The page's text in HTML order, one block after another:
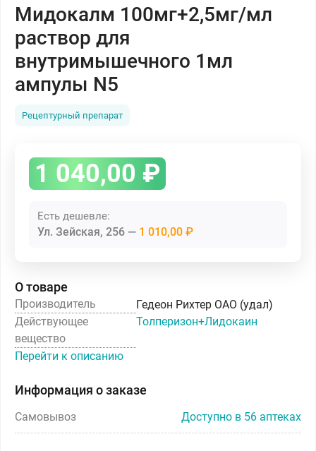
Мидокалм 100мг+2,5мг/мл
раствор для
внутримышечного 1мл
ампулы N5
Рецептурный препарат
1 040,00 ₽
Есть дешевле:
Ул. Зейская, 256 1 010,00 ₽
О товаре
Производитель
Гедеон Рихтер ОАО (удал)
Действующее
вещество
Толперизон+Лидокаин
Перейти к описанию
Информация о заказе
Самовывоз Доступно в 56 аптеках